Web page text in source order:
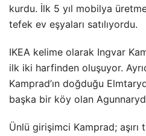
kurdu. İlk 5 yıl mobilya
tefek ev eşyaları satılıyordu.
IKEA kelime olarak Ingvar
ilk iki harfinden oluşuyor.
Kamprad’ın doğduğu
başka bir köy olan
Ünlü girişimci Kamprad;